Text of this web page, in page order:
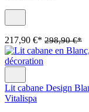
217,90 €* 298,90 €*
Lit cabane Design
Vitalispa